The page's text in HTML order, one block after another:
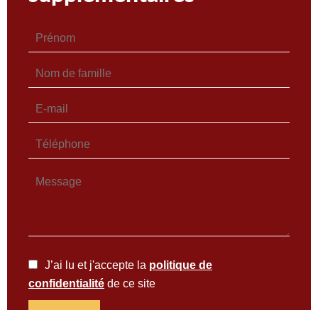
J’ai lu et j'accepte la politique de
confidentialité de ce site